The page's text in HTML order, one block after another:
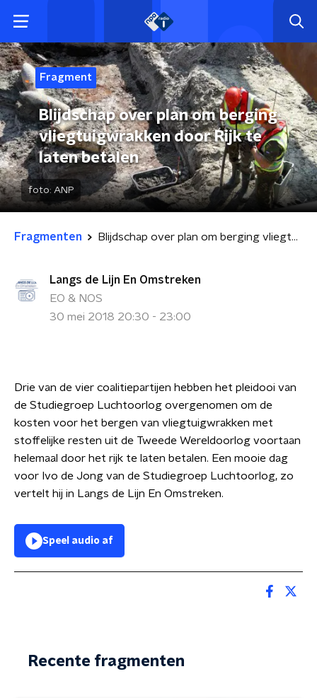
Fragment
Blijdschap over plan om berging
vliegtuigwrakken door Rijk te
laten betalen
foto: ANP
Fragmenten Blijdschap over plan om berging vliegtuigwrakken door Rijk te laten betalen
Langs de Lijn En Omstreken
EO & NOS
30 mei 2018 20:30 - 23:00
Drie van de vier coalitiepartijen hebben het pleidooi van
de Studiegroep Luchtoorlog overgenomen om de
kosten voor het bergen van vliegtuigwrakken met
stoffelijke resten uit de Tweede Wereldoorlog voortaan
helemaal door het rijk te laten betalen. Een mooie dag
voor Ivo de Jong van de Studiegroep Luchtoorlog, zo
vertelt hij in Langs de Lijn En Omstreken.
Speel audio af
Recente fragmenten